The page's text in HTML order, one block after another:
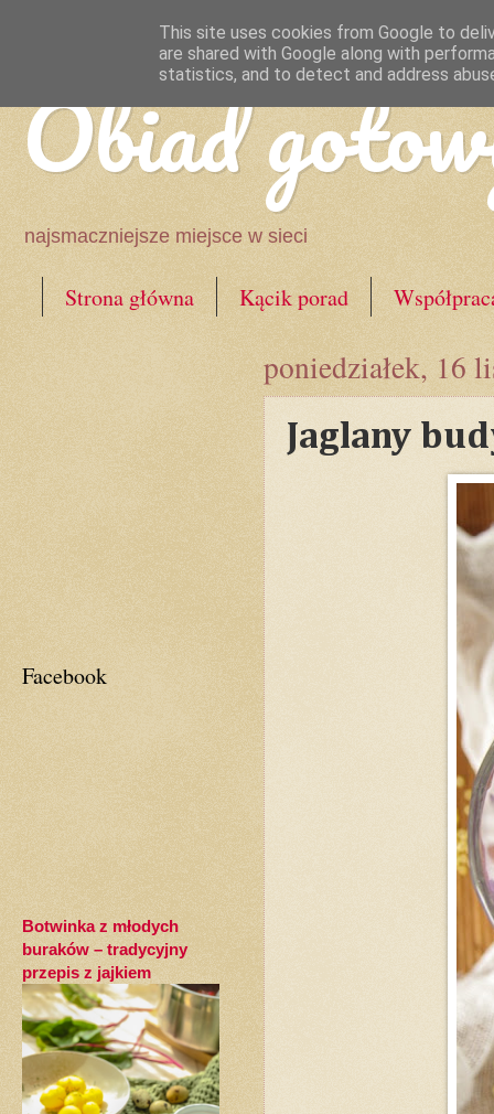
Obiad
najsmaczniejsze miejsce w sieci
Strona główna Kącik porad
poniedziałek, 16
Jaglany
Facebook
Botwinka z młodych
buraków – tradycyjny
przepis z jajkiem
This site uses cookies from Google to
are shared with Google along with
statistics, and to detect and address